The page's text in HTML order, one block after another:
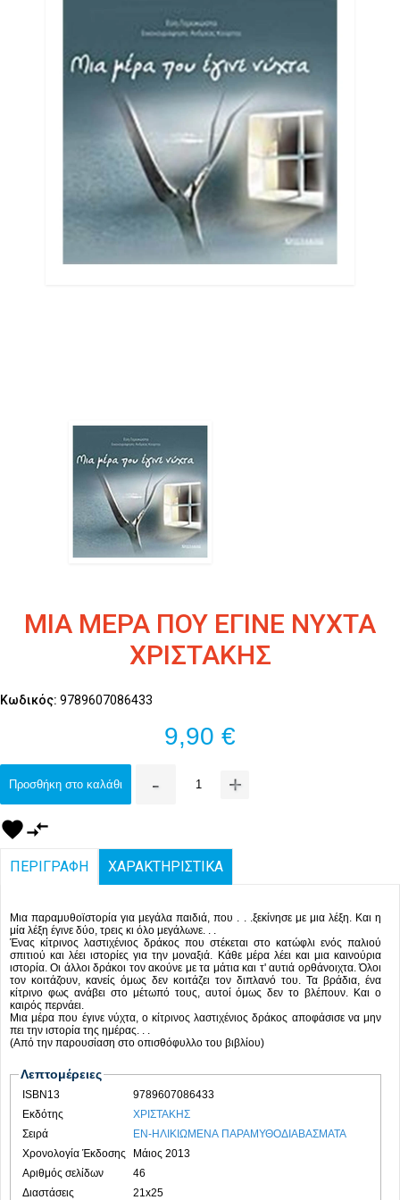
ΜΙΑ ΜΕΡΑ ΠΟΥ ΕΓΙΝΕ ΝΥΧΤΑ
ΧΡΙΣΤΑΚΗΣ
Κωδικός: 9789607086433
9,90 €
Προσθήκη στο καλάθι - +
favoritecompare_arrows
ΠΕΡΙΓΡΑΦΗ ΧΑΡΑΚΤΗΡΙΣΤΙΚΑ
Μια παραμυθοϊστορία για μεγάλα παιδιά, που . . .ξεκίνησε με μια λέξη. Και η
μία λέξη έγινε δύο, τρεις κι όλο μεγάλωνε. . .
Ένας κίτρινος λαστιχένιος δράκος που στέκεται στο κατώφλι ενός παλιού
σπιτιού και λέει ιστορίες για την μοναξιά. Κάθε μέρα λέει και μια καινούρια
ιστορία. Οι άλλοι δράκοι τον ακούνε με τα μάτια και τ' αυτιά ορθάνοιχτα. Όλοι
τον κοιτάζουν, κανείς όμως δεν κοιτάζει τον διπλανό του. Τα βράδια, ένα
κίτρινο φως ανάβει στο μέτωπό τους, αυτοί όμως δεν το βλέπουν. Και ο
καιρός περνάει.
Μια μέρα που έγινε νύχτα, ο κίτρινος λαστιχένιος δράκος αποφάσισε να μην
πει την ιστορία της ημέρας. . .
(Από την παρουσίαση στο οπισθόφυλλο του βιβλίου)
Λεπτομέρειες
ISBN13
9789607086433
Εκδότης
ΧΡΙΣΤΑΚΗΣ
Σειρά
ΕΝ-ΗΛΙΚΙΩΜΕΝΑ ΠΑΡΑΜΥΘΟΔΙΑΒΑΣΜΑΤΑ
Χρονολογία Έκδοσης
Μάιος 2013
Αριθμός σελίδων
46
Διαστάσεις
21x25